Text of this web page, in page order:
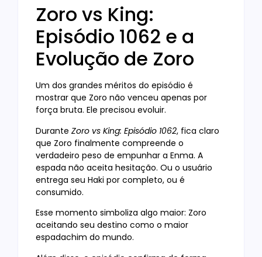
Zoro vs King:
Episódio 1062 e a
Evolução de Zoro
Um dos grandes méritos do episódio é
mostrar que Zoro não venceu apenas por
força bruta. Ele precisou evoluir.
Durante Zoro vs King: Episódio 1062, fica claro
que Zoro finalmente compreende o
verdadeiro peso de empunhar a Enma. A
espada não aceita hesitação. Ou o usuário
entrega seu Haki por completo, ou é
consumido.
Esse momento simboliza algo maior: Zoro
aceitando seu destino como o maior
espadachim do mundo.